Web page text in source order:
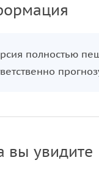
полностью
вы увидите